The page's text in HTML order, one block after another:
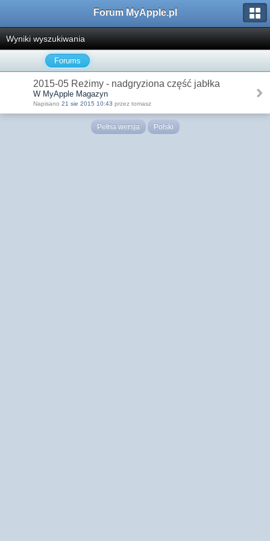
Forum MyApple.pl
Wyniki wyszukiwania
Forums
2015-05 Reżimy - nadgryziona część jabłka
W MyApple Magazyn
Napisano 21 sie 2015 10:43 przez tomasz
Pełna wersja Polski